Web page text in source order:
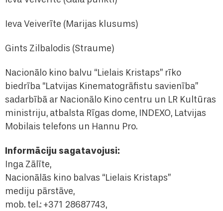
Ieva Veiverīte (Marijas klusums)
Gints Zilbalodis (Straume)
Nacionālo kino balvu “Lielais Kristaps” rīko
biedrība “Latvijas Kinematogrāfistu savienība”
sadarbībā ar Nacionālo Kino centru un LR Kultūras
ministriju, atbalsta Rīgas dome, INDEXO, Latvijas
Mobilais telefons un Hannu Pro.
Informāciju sagatavojusi:
Inga Zālīte,
Nacionālās kino balvas “Lielais Kristaps”
mediju pārstāve,
mob. tel.: +371 28687743,